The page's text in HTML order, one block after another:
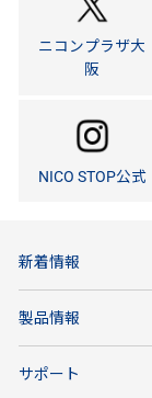
ニコンプラザ大
阪
NICO STOP公式
新着情報
製品情報
サポート